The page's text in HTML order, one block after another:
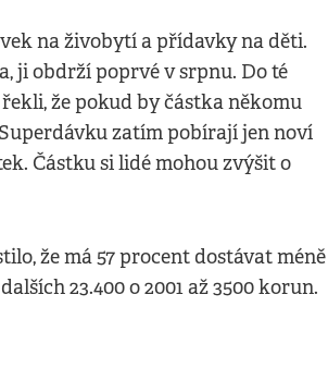
na živobytí a přídavky na děti.
ji obdrží poprvé v srpnu. Do té
že pokud by částka někomu
zatím pobírají jen noví
Částku si lidé mohou zvýšit o
že má 57 procent dostávat méně
23.400 o 2001 až 3500 korun.